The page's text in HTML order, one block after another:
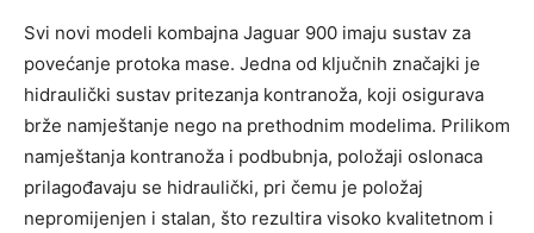
Svi novi modeli kombajna Jaguar 900 imaju sustav za
povećanje protoka mase. Jedna od ključnih značajki je
hidraulički sustav pritezanja kontranoža, koji osigurava
brže namještanje nego na prethodnim modelima. Prilikom
namještanja kontranoža i podbubnja, položaji oslonaca
prilagođavaju se hidraulički, pri čemu je položaj
nepromijenjen i stalan, što rezultira visoko kvalitetnom i